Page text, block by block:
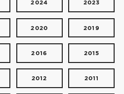
2024 2023
2020 2019
2016 2015
2012 2011